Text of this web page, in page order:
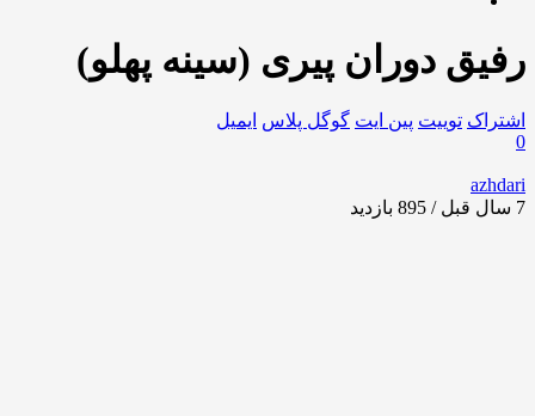
رفیق دوران پیری (سینه پهلو)
اشتراک توییت پین ایت گوگل‌ پلاس ایمیل
0
azhdari
7 سال قبل / 895
بازدید